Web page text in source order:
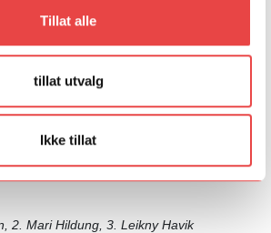
Tillat alle
tillat utvalg
Ikke tillat
Les mer om hvordan du kan søke her
oystein.skar@talentnorge.no
2023.
Øystein Skar
2. Mari Hildung, 3. Leikny Havik